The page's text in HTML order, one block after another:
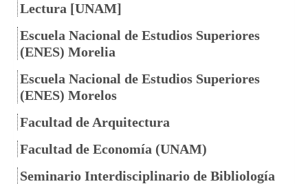
Lectura [UNAM]
Escuela Nacional de Estudios Superiores
(ENES) Morelia
Escuela Nacional de Estudios Superiores
(ENES) Morelos
Facultad de Arquitectura
Facultad de Economía (UNAM)
Seminario Interdisciplinario de Bibliología